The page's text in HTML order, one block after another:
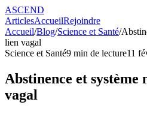
ASCEND
ArticlesAccueilRejoindre
Accueil/Blog/Science et Santé/
lien vagal
Science et Santé9 min de lecture11
Abstinence et système
vagal